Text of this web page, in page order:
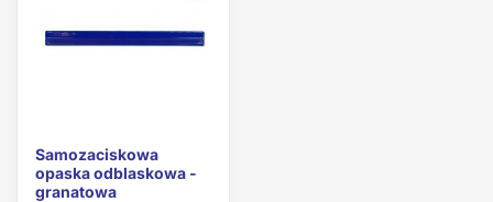
Samozaciskowa
opaska odblaskowa -
granatowa